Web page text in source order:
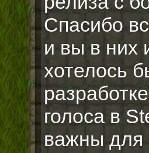
Спасибо
и вы в них
хотелось
голоса в
важны для